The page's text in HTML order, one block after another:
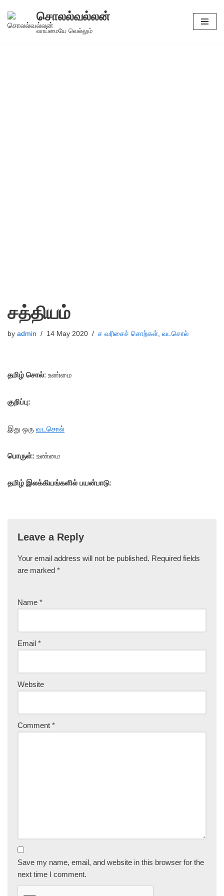
Skip
சொலல்வல்லன்
வாய்மையே வெல்லும்
சத்தியம்
by admin 14 May 2020 ச வரிசைச் சொற்கள், வடசொல்
தமிழ் சொல்: உண்மை
குறிப்பு:
இது ஒரு வடசொல்
பொருள்: உண்மை
தமிழ் இலக்கியங்களில் பயன்பாடு:
Leave a Reply
Your email address will not be published. Required fields
are marked *
Name *
Email *
Website
Comment *
Save my name, email, and website in this browser for the
next time I comment.